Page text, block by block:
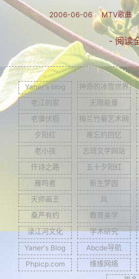
2006-06-06 MTV歌曲
- 阅读
Yaner's blog 神奇的冰雪世界
老江的家
无限能量
老骥伏枥
梅兰竹菊艺术网
夕阳红
难忘的回忆
老小孩
志琦文学网站
仟诗之路
五十夕阳红
雁鸣者
新生梦园
天师画王
风
桑芦有约
教育美学
渌江河文化
学术研究
Yaner's Blog
Abcde导航
Phpicp.com
维维网络